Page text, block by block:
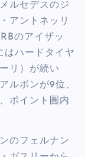
ルセデスのジ
アントネッリ
のアイザッ
はハードタイヤ
リ）が続い
ルボンが9位、
ポイント圏内
のフェルナン